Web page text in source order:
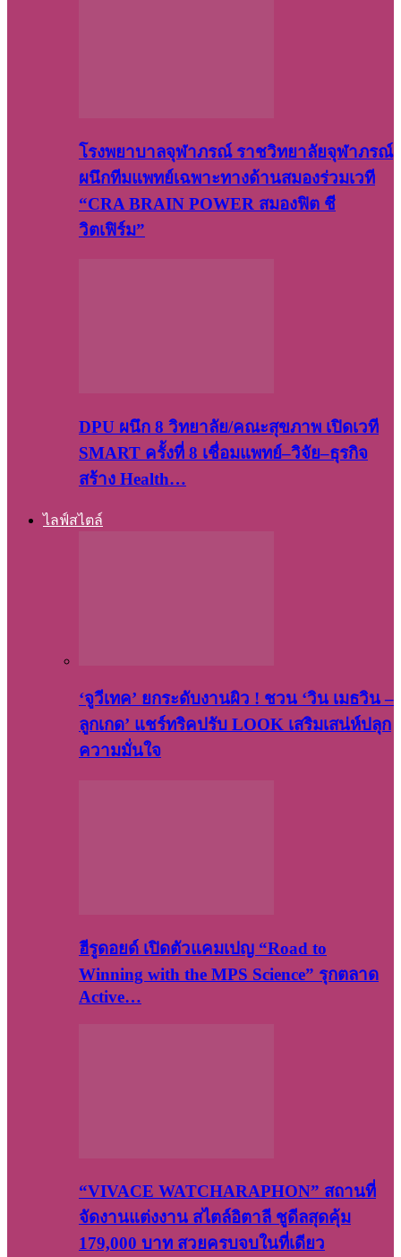
โรงพยาบาลจุฬาภรณ์ ราชวิทยาลัยจุฬาภรณ์
ผนึกทีมแพทย์เฉพาะทางด้านสมองร่วมเวที
“CRA BRAIN POWER สมองฟิต ชี
วิตเฟิร์ม”
DPU ผนึก 8 วิทยาลัย/คณะสุขภาพ เปิดเวที
SMART ครั้งที่ 8 เชื่อมแพทย์–วิจัย–ธุรกิจ
สร้าง Health…
ไลฟ์สไตล์
‘จูวีเทค’ ยกระดับงานผิว ! ชวน ‘วิน เมธวิน –
ลูกเกด’ แชร์ทริคปรับ LOOK เสริมเสน่ห์ปลุก
ความมั่นใจ
ฮีรูดอยด์ เปิดตัวแคมเปญ “Road to
Winning with the MPS Science” รุกตลาด
Active…
“VIVACE WATCHARAPHON” สถานที่
จัดงานแต่งงาน สไตล์อิตาลี ชูดีลสุดคุ้ม
179,000 บาท สวยครบจบในที่เดียว